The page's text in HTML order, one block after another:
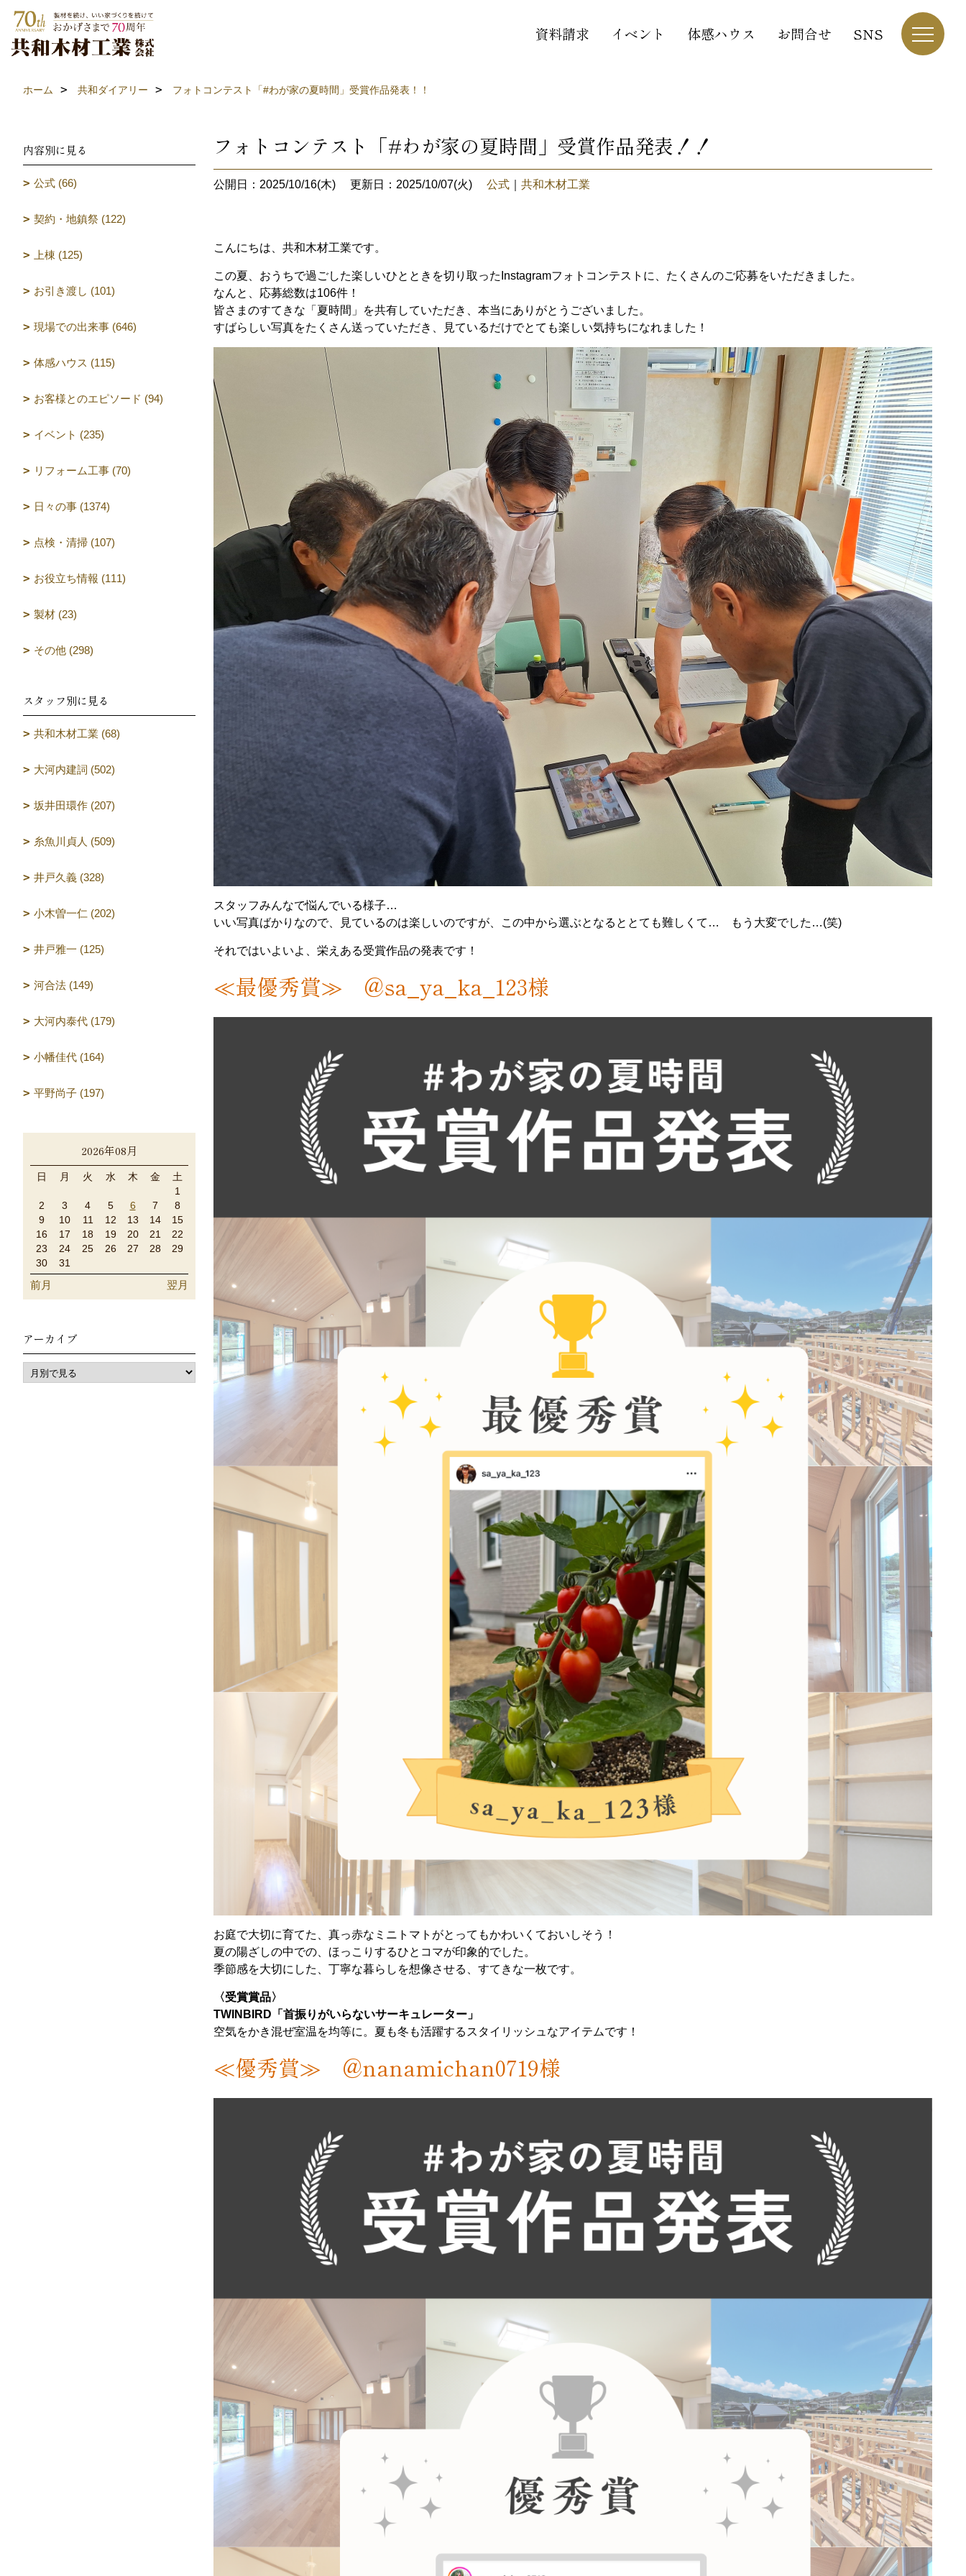
資料請求 イベント 体感ハウス お問合せ SNS
ホーム 共和ダイアリー フォトコンテスト「#わが家の夏時間」受賞作品発表！！
フォトコンテスト「#わが家の夏時間」受賞作品発表！！
公開日：2025/10/16(木) 更新日：2025/10/07(火) 公式 共和木材工業
こんにちは、共和木材工業です。
この夏、おうちで過ごした楽しいひとときを切り取ったInstagramフォトコンテストに、たくさんのご応募をいただきました。
なんと、応募総数は106件！
皆さまのすてきな「夏時間」を共有していただき、本当にありがとうございました。
すばらしい写真をたくさん送っていただき、見ているだけでとても楽しい気持ちになれました！
スタッフみんなで悩んでいる様子…
いい写真ばかりなので、見ているのは楽しいのですが、この中から選ぶとなるととても難しくて… もう大変でした…(笑)
それではいよいよ、栄えある受賞作品の発表です！
≪最優秀賞≫ @sa_ya_ka_123様
お庭で大切に育てた、真っ赤なミニトマトがとってもかわいくておいしそう！
夏の陽ざしの中での、ほっこりするひとコマが印象的でした。
季節感を大切にした、丁寧な暮らしを想像させる、すてきな一枚です。
〈受賞賞品〉
TWINBIRD「首振りがいらないサーキュレーター」
空気をかき混ぜ室温を均等に。夏も冬も活躍するスタイリッシュなアイテムです！
≪優秀賞≫ @nanamichan0719様
内容別に見る
公式 (66)
契約・地鎮祭 (122)
上棟 (125)
お引き渡し (101)
現場での出来事 (646)
体感ハウス (115)
お客様とのエピソード (94)
イベント (235)
リフォーム工事 (70)
日々の事 (1374)
点検・清掃 (107)
お役立ち情報 (111)
製材 (23)
その他 (298)
スタッフ別に見る
共和木材工業 (68)
大河内建詞 (502)
坂井田環作 (207)
糸魚川貞人 (509)
井戸久義 (328)
小木曽一仁 (202)
井戸雅一 (125)
河合法 (149)
大河内泰代 (179)
小幡佳代 (164)
平野尚子 (197)
2026年08月
日 月 火 水 木 金
土
1
2
3 4 5 6 7
8
9
10 11 12 13 14
15
16
17 18 19 20 21
22
23
24 25 26 27 28
29
30
31
前月 翌月
アーカイブ